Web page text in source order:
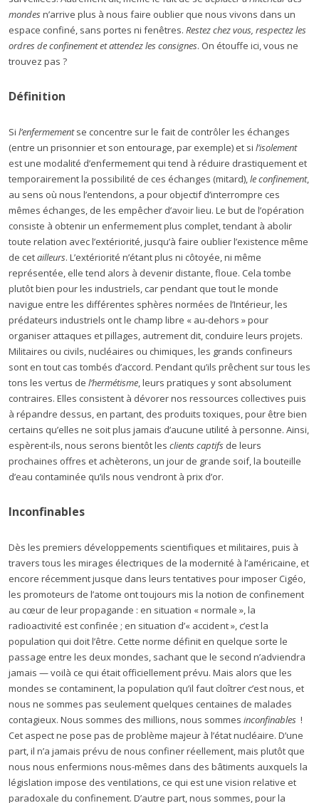
mondesn’arrive plus à nous faire oublier que nous vivons dans un
espace confiné, sans portes ni fenêtres. Restez chez vous, respectez les
ordres de confinement et attendez les consignes. On étouffe ici, vous ne
trouvez pas ?
Définition
Si l’enfermementse concentre sur le fait de contrôler les échanges
(entre un prisonnier et son entourage, par exemple) et si l’isolement
est une modalité d’enfermement qui tend à réduire drastiquement et
temporairement la possibilité de ces échanges (mitard),le confinement,
au sens où nous l’entendons, a pour objectif d’interrompre ces
mêmes échanges, de les empêcher d’avoir lieu. Le but de l’opération
consiste à obtenir un enfermement plus complet, tendant à abolir
toute relation avec l’extériorité, jusqu’à faire oublier l’existence même
de cetailleurs. L’extériorité n’étant plus ni côtoyée, ni même
représentée, elle tend alors à devenir distante, floue. Cela tombe
plutôt bien pour les industriels, car pendant que tout le monde
navigue entre les différentes sphères normées de l’Intérieur, les
prédateurs industriels ont le champ libre « au-dehors » pour
organiser attaques et pillages, autrement dit, conduire leurs projets.
Militaires ou civils, nucléaires ou chimiques, les grands confineurs
sont en tout cas tombés d’accord. Pendant qu’ils prêchent sur tous les
tons les vertus de l’hermétisme, leurs pratiques y sont absolument
contraires. Elles consistent à dévorer nos ressources collectives puis
à répandre dessus, en partant, des produits toxiques, pour être bien
certains qu’elles ne soit plus jamais d’aucune utilité à personne. Ainsi,
espèrent-ils, nous serons bientôt les clients captifs de leurs
prochaines offres et achèterons, un jour de grande soif, la bouteille
d’eau contaminée qu’ils nous vendront à prix d’or.
Inconfinables
Dès les premiers développements scientifiques et militaires, puis à
travers tous les mirages électriques de la modernité à l’américaine, et
encore récemment jusque dans leurs tentatives pour imposer Cigéo,
les promoteurs de l’atome ont toujours mis la notion de confinement
au cœur de leur propagande : en situation « normale », la
radioactivité est confinée ; en situation d’« accident », c’est la
population qui doit l’être. Cette norme définit en quelque sorte le
passage entre les deux mondes, sachant que le second n’adviendra
jamais — voilà ce qui était officiellement prévu. Mais alors que les
mondes se contaminent, la population qu’il faut cloîtrer c’est nous, et
nous ne sommes pas seulement quelques centaines de malades
contagieux. Nous sommes des millions, nous sommes inconfinables !
Cet aspect ne pose pas de problème majeur à l’état nucléaire. D’une
part, il n’a jamais prévu de nous confiner réellement, mais plutôt que
nous nous enfermions nous-mêmes dans des bâtiments auxquels la
législation impose des ventilations, ce qui est une vision relative et
paradoxale du confinement. D’autre part, nous sommes, pour la